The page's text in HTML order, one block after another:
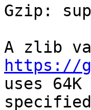
Gzip:
https://
uses